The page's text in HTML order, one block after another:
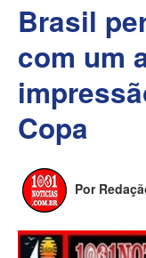
Brasil
com um
Copa
Por